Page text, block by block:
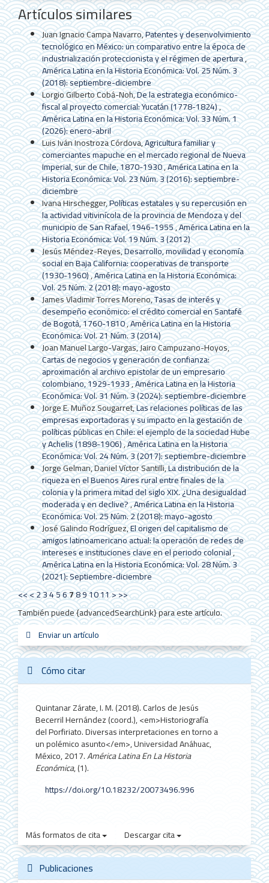
Artículos similares
Juan Ignacio Campa Navarro,Patentes y desenvolvimiento
tecnológico en México: un comparativo entre la época de
industrialización proteccionista y el régimen de apertura,
América Latina en la Historia Económica: Vol. 25 Núm. 3
(2018): septiembre-diciembre
Lorgio Gilberto Cobá-Noh,De la estrategia económico-
fiscal al proyecto comercial: Yucatán (1778-1824),
América Latina en la Historia Económica: Vol. 33 Núm. 1
(2026): enero-abril
Luis Iván Inostroza Córdova,Agricultura familiar y
comerciantes mapuche en el mercado regional de Nueva
Imperial, sur de Chile, 1870-1930,América Latina en la
Historia Económica: Vol. 23 Núm. 3 (2016): septiembre-
diciembre
Ivana Hirschegger,Políticas estatales y su repercusión en
la actividad vitivinícola de la provincia de Mendoza y del
municipio de San Rafael, 1946-1955,América Latina en la
Historia Económica: Vol. 19 Núm. 3 (2012)
Jesús Méndez-Reyes,Desarrollo, movilidad y economía
social en Baja California: cooperativas de transporte
(1930-1960),América Latina en la Historia Económica:
Vol. 25 Núm. 2 (2018): mayo-agosto
James Vladimir Torres Moreno,Tasas de interés y
desempeño económico: el crédito comercial en Santafé
de Bogotá, 1760-1810,América Latina en la Historia
Económica: Vol. 21 Núm. 3 (2014)
Joan Manuel Largo-Vargas, Jairo Campuzano-Hoyos,
Cartas de negocios y generación de confianza:
aproximación al archivo epistolar de un empresario
colombiano, 1929-1933,América Latina en la Historia
Económica: Vol. 31 Núm. 3 (2024): septiembre-diciembre
Jorge E. Muñoz Sougarret,Las relaciones políticas de las
empresas exportadoras y su impacto en la gestación de
políticas públicas en Chile: el ejemplo de la sociedad Hube
y Achelis (1898-1906),América Latina en la Historia
Económica: Vol. 24 Núm. 3 (2017): septiembre-diciembre
Jorge Gelman, Daniel Víctor Santilli,La distribución de la
riqueza en el Buenos Aires rural entre finales de la
colonia y la primera mitad del siglo XIX. ¿Una desigualdad
moderada y en declive?,América Latina en la Historia
Económica: Vol. 25 Núm. 2 (2018): mayo-agosto
José Galindo Rodríguez,El origen del capitalismo de
amigos latinoamericano actual: la operación de redes de
intereses e instituciones clave en el periodo colonial,
América Latina en la Historia Económica: Vol. 28 Núm. 3
(2021): Septiembre-diciembre
<<<234567891011>>>
También puede {advancedSearchLink} para este artículo.
un
artículo
Enviar un artículo
Cómo citar
Quintanar Zárate, I. M. (2018). Carlos de Jesús
Becerril Hernández (coord.), <em>Historiografía
del Porfiriato. Diversas interpretaciones en torno a
un polémico asunto</em>, Universidad Anáhuac,
México, 2017.América Latina En La Historia
Económica, (1).
https://doi.org/10.18232/20073496.996
Más formatos de cita Descargar cita
Publicaciones
redes